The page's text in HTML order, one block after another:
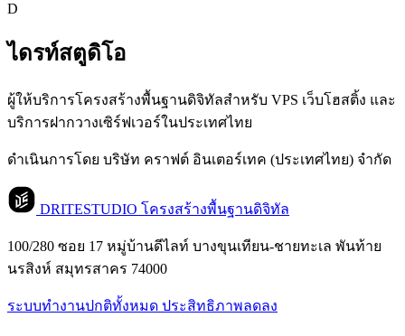
D
ไดรท์สตูดิโอ
ผู้ให้บริการโครงสร้างพื้นฐานดิจิทัลสำหรับ VPS เว็บโฮสติ้ง และ
บริการฝากวางเซิร์ฟเวอร์ในประเทศไทย
ดำเนินการโดย บริษัท คราฟต์ อินเตอร์เทค (ประเทศไทย) จำกัด
DRITESTUDIO โครงสร้างพื้นฐานดิจิทัล
100/280 ซอย 17 หมู่บ้านดีไลท์ บางขุนเทียน-ชายทะเล พันท้าย
นรสิงห์ สมุทรสาคร 74000
ระบบทำงานปกติทั้งหมด ประสิทธิภาพลดลง